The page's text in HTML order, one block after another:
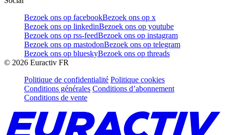
Bezoek ons op facebookBezoek ons op x
Bezoek ons op linkedinBezoek ons op youtube
Bezoek ons op rss-feedBezoek ons op instagram
Bezoek ons op mastodonBezoek ons op telegram
Bezoek ons op blueskyBezoek ons op threads
© 2026 Euractiv FR
Politique de confidentialité Politique cookies
Conditions générales Conditions d’abonnement
Conditions de vente